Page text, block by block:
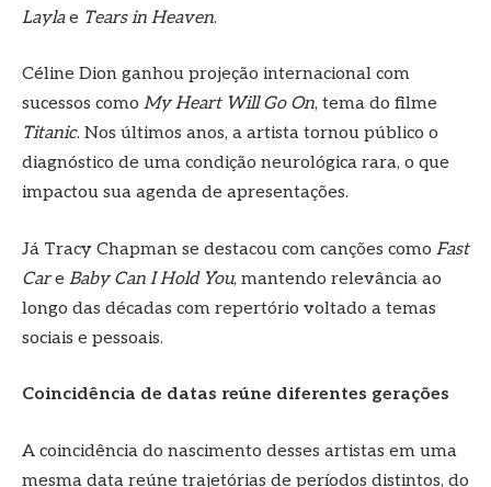
Laylae Tears in Heaven.
Céline Dion ganhou projeção internacional com
sucessos como My Heart Will Go On, tema do filme
Titanic. Nos últimos anos, a artista tornou público o
diagnóstico de uma condição neurológica rara, o que
impactou sua agenda de apresentações.
Já Tracy Chapman se destacou com canções como Fast
Care Baby Can I Hold You, mantendo relevância ao
longo das décadas com repertório voltado a temas
sociais e pessoais.
Coincidência de datas reúne diferentes gerações
A coincidência do nascimento desses artistas em uma
mesma data reúne trajetórias de períodos distintos, do